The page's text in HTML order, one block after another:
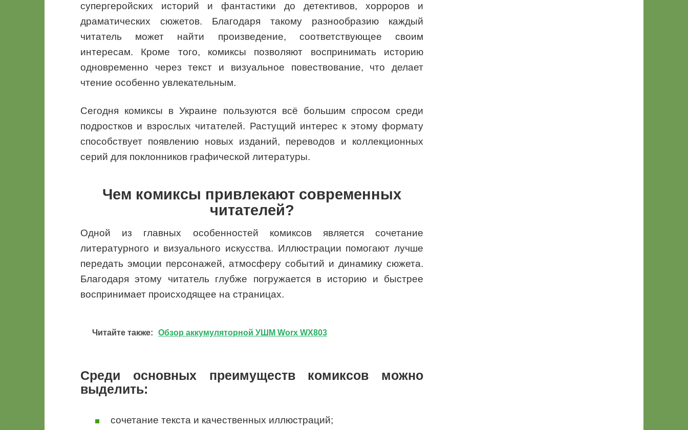
супергеройских историй и фантастики до детективов, хорроров и
драматических сюжетов. Благодаря такому разнообразию каждый
читатель может найти произведение, соответствующее своим
интересам. Кроме того, комиксы позволяют воспринимать историю
одновременно через текст и визуальное повествование, что делает
чтение особенно увлекательным.
Сегодня комиксы в Украине пользуются всё большим спросом среди
подростков и взрослых читателей. Растущий интерес к этому формату
способствует появлению новых изданий, переводов и коллекционных
серий для поклонников графической литературы.
Чем комиксы привлекают современных
читателей?
Одной из главных особенностей комиксов является сочетание
литературного и визуального искусства. Иллюстрации помогают лучше
передать эмоции персонажей, атмосферу событий и динамику сюжета.
Благодаря этому читатель глубже погружается в историю и быстрее
воспринимает происходящее на страницах.
Читайте также: Обзор аккумуляторной УШМ Worx WX803
Среди основных преимуществ комиксов можно
выделить:
сочетание текста и качественных иллюстраций;